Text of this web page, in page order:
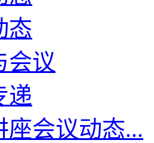
态
会议
递
座会议动态...